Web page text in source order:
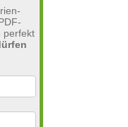
perfekt